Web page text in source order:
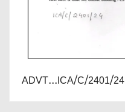
ADVT...ICA/C/2401/24